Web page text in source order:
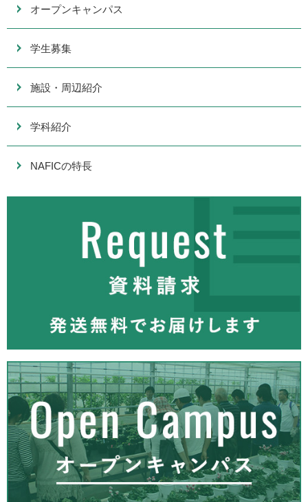
オープンキャンパス
学生募集
施設・周辺紹介
学科紹介
NAFICの特長